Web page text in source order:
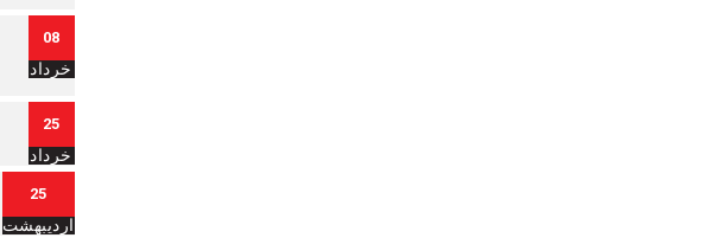
08
خرداد
25
خرداد
25
اردیبهشت